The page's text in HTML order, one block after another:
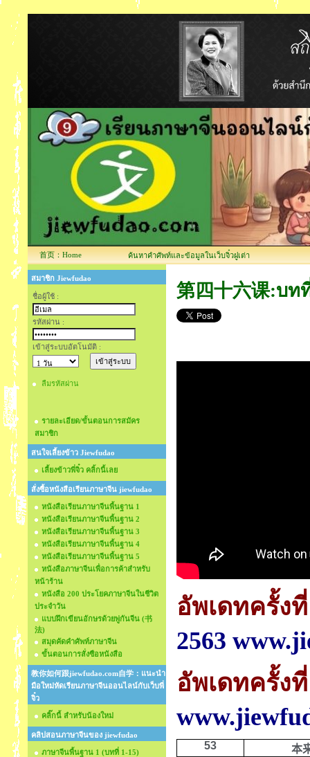
首页：Home ค้นหาคำศัพท์และข้อมูลในเว็บจิ๋วฝูเต่า
สมาชิก Jiewfudao
ชื่อผู้ใช้ :
รหัสผ่าน :
เข้าสู่ระบบอัตโนมัติ :
ลืมรหัสผ่าน
รายละเอียด/ขั้นตอนการสมัคร
สมาชิก
สนใจเลี้ยงข้าว Jiewfudao
เลี้ยงข้าวพี่จิ๋ว คลิ้กนี้เลย
สั่งซื้อหนังสือเรียนภาษาจีน jiewfudao
หนังสือเรียนภาษาจีนพื้นฐาน 1
หนังสือเรียนภาษาจีนพื้นฐาน 2
หนังสือเรียนภาษาจีนพื้นฐาน 3
หนังสือเรียนภาษาจีนพื้นฐาน 4
หนังสือเรียนภาษาจีนพื้นฐาน 5
หนังสือภาษาจีนเพื่อการค้าสำหรับ
หน้าร้าน
หนังสือ 200 ประโยคภาษาจีนในชีวิต
ประจำวัน
แบบฝึกเขียนอักษรด้วยพู่กันจีน (书
法)
สมุดคัดคำศัพท์ภาษาจีน
ขั้นตอนการสั่งซือหนังสือ
教你如何跟jiewfudao.com自学：แนะนำ
มือใหม่หัดเรียนภาษาจีนออนไลน์กับเว็บพี่
จิ๋ว
คลิ๊กนี้ สำหรับน้องใหม่
คลิปสอนภาษาจีนของ jiewfudao
ภาษาจีนพื้นฐาน 1 (บทที่ 1-15)
第四十六课:บท
อัพเดทครั้ง
2563
อัพเดทครั้ง
53
本